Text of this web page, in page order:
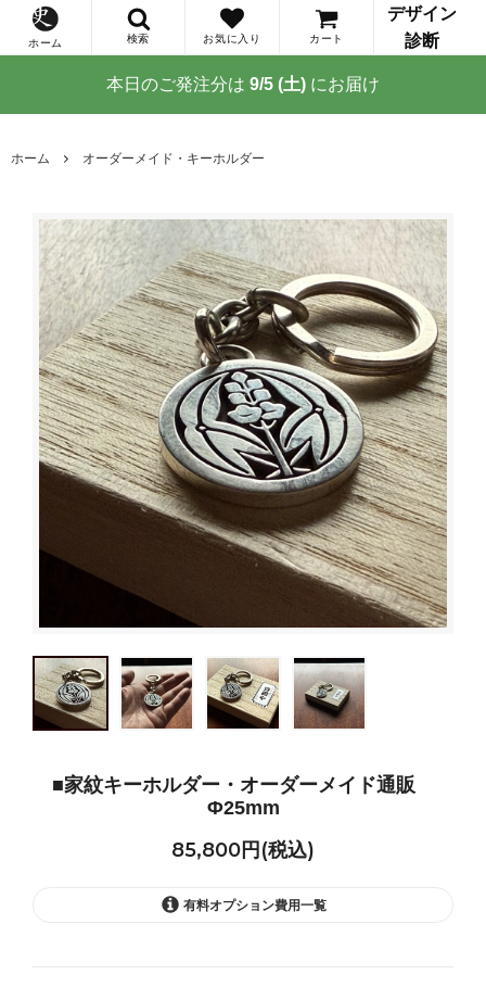
ホーム 検索 お気に入り カート
デザイン
診断
本日のご発注分は 9/5 (土) にお届け
ホーム オーダーメイド・キーホルダー
■家紋キーホルダー・オーダーメイド通販
Φ25mm
85,800円(税込)
有料オプション費用一覧